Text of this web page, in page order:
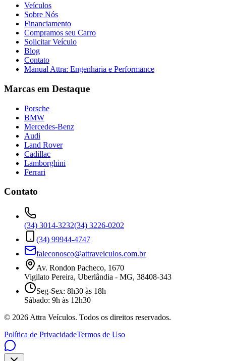
Veículos
Sobre Nós
Financiamento
Compramos seu Carro
Solicitar Veículo
Blog
Contato
Manual Attra: Engenharia e Performance
Marcas em Destaque
Porsche
BMW
Mercedes-Benz
Audi
Land Rover
Cadillac
Lamborghini
Ferrari
Contato
(34) 3014-3232(34) 3226-0202
(34) 99944-4747
faleconosco@attraveiculos.com.br
Av. Rondon Pacheco, 1670
Vigilato Pereira, Uberlândia - MG, 38408-343
Seg-Sex: 8h30 às 18h
Sábado: 9h às 12h30
© 2026 Attra Veículos. Todos os direitos reservados.
Política de PrivacidadeTermos de Uso